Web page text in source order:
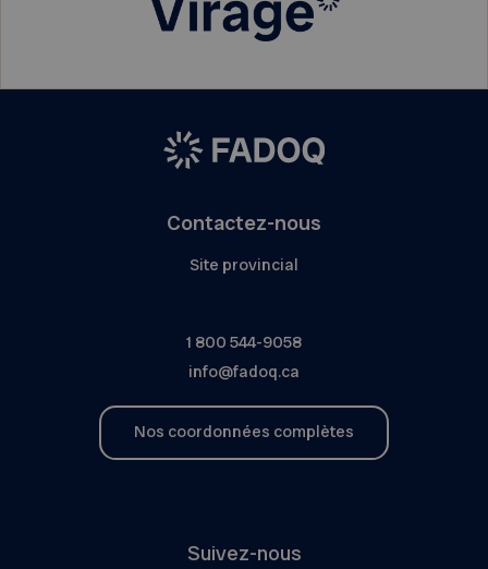
Contactez-nous
Site provincial
1 800 544-9058
info@fadoq.ca
Nos coordonnées complètes
Suivez-nous